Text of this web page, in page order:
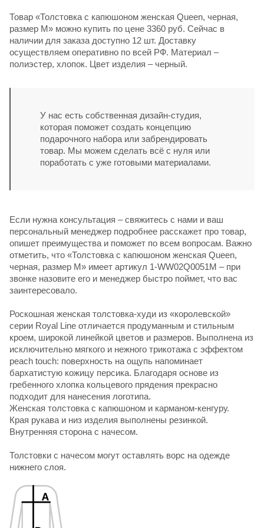
Товар «Толстовка с капюшоном женская Queen, черная,
размер M» можно купить по цене 3360 руб. Сейчас в
наличии для заказа доступно 12 шт. Доставку
осуществляем оперативно по всей РФ. Материал –
полиэстер, хлопок. Цвет изделия – черный.
У нас есть собственная дизайн-студия,
которая поможет создать концепцию
подарочного набора или забрендировать
товар. Мы можем сделать всё с нуля или
поработать с уже готовыми материалами.
Если нужна консультация – свяжитесь с нами и ваш
персональный менеджер подробнее расскажет про товар,
опишет преимущества и поможет по всем вопросам. Важно
отметить, что «Толстовка с капюшоном женская Queen,
черная, размер M» имеет артикул 1-WW02Q0051M – при
звонке назовите его и менеджер быстро поймет, что вас
заинтересовало.
Роскошная женская толстовка-худи из «королевской»
серии Royal Line отличается продуманным и стильным
кроем, широкой линейкой цветов и размеров. Выполнена из
исключительно мягкого и нежного трикотажа с эффектом
peach touch: поверхность на ощупь напоминает
бархатистую кожицу персика. Благодаря основе из
гребенного хлопка кольцевого прядения прекрасно
подходит для нанесения логотипа.
Женская толстовка с капюшоном и карманом-кенгуру.
Края рукава и низ изделия выполнены резинкой.
Внутренняя сторона с начесом.
Толстовки с начесом могут оставлять ворс на одежде
нижнего слоя.